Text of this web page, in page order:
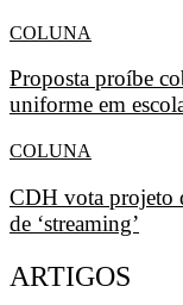
COLUNA
Proposta proíbe
uniforme em
COLUNA
CDH vota projeto
de ‘streaming’
ARTIGOS